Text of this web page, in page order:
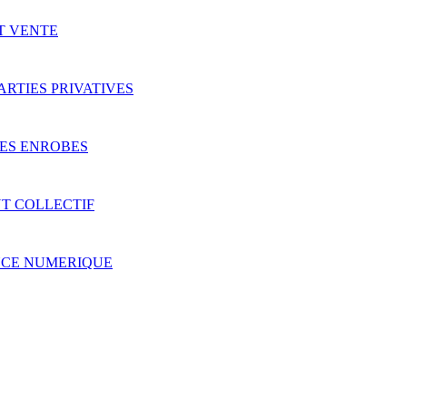
VENTE
PRIVATIVES
ENROBES
COLLECTIF
NUMERIQUE